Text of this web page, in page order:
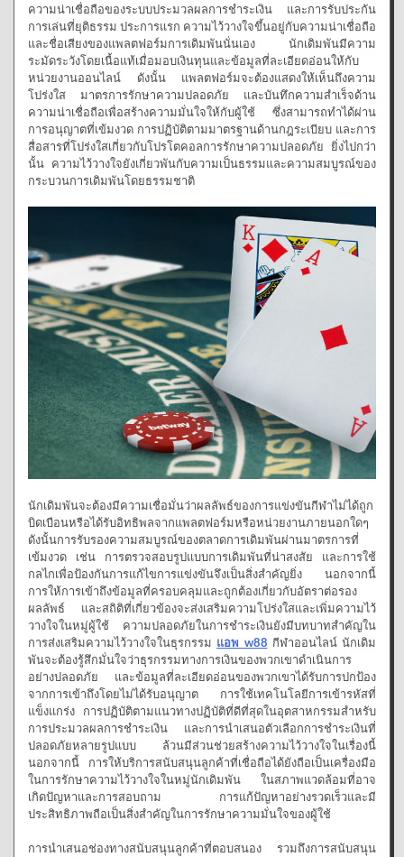
ความน่าเชื่อถือของระบบประมวลผลการชำระเงิน และการรับประกัน
การเล่นที่ยุติธรรม ประการแรก ความไว้วางใจขึ้นอยู่กับความน่าเชื่อถือ
และชื่อเสียงของแพลตฟอร์มการเดิมพันนั่นเอง นักเดิมพันมีความ
ระมัดระวังโดยเนื้อแท้เมื่อมอบเงินทุนและข้อมูลที่ละเอียดอ่อนให้กับ
หน่วยงานออนไลน์ ดังนั้น แพลตฟอร์มจะต้องแสดงให้เห็นถึงความ
โปร่งใส มาตรการรักษาความปลอดภัย และบันทึกความสำเร็จด้าน
ความน่าเชื่อถือเพื่อสร้างความมั่นใจให้กับผู้ใช้ ซึ่งสามารถทำได้ผ่าน
การอนุญาตที่เข้มงวด การปฏิบัติตามมาตรฐานด้านกฎระเบียบ และการ
สื่อสารที่โปร่งใสเกี่ยวกับโปรโตคอลการรักษาความปลอดภัย ยิ่งไปกว่า
นั้น ความไว้วางใจยังเกี่ยวพันกับความเป็นธรรมและความสมบูรณ์ของ
กระบวนการเดิมพันโดยธรรมชาติ
นักเดิมพันจะต้องมีความเชื่อมั่นว่าผลลัพธ์ของการแข่งขันกีฬาไม่ได้ถูก
บิดเบือนหรือได้รับอิทธิพลจากแพลตฟอร์มหรือหน่วยงานภายนอกใดๆ
ดังนั้นการรับรองความสมบูรณ์ของตลาดการเดิมพันผ่านมาตรการที่
เข้มงวด เช่น การตรวจสอบรูปแบบการเดิมพันที่น่าสงสัย และการใช้
กลไกเพื่อป้องกันการแก้ไขการแข่งขันจึงเป็นสิ่งสำคัญยิ่ง นอกจากนี้
การให้การเข้าถึงข้อมูลที่ครอบคลุมและถูกต้องเกี่ยวกับอัตราต่อรอง
ผลลัพธ์ และสถิติที่เกี่ยวข้องจะส่งเสริมความโปร่งใสและเพิ่มความไว้
วางใจในหมู่ผู้ใช้ ความปลอดภัยในการชำระเงินยังมีบทบาทสำคัญใน
การส่งเสริมความไว้วางใจในธุรกรรม แอพ w88 กีฬาออนไลน์ นักเดิม
พันจะต้องรู้สึกมั่นใจว่าธุรกรรมทางการเงินของพวกเขาดำเนินการ
อย่างปลอดภัย และข้อมูลที่ละเอียดอ่อนของพวกเขาได้รับการปกป้อง
จากการเข้าถึงโดยไม่ได้รับอนุญาต การใช้เทคโนโลยีการเข้ารหัสที่
แข็งแกร่ง การปฏิบัติตามแนวทางปฏิบัติที่ดีที่สุดในอุตสาหกรรมสำหรับ
การประมวลผลการชำระเงิน และการนำเสนอตัวเลือกการชำระเงินที่
ปลอดภัยหลายรูปแบบ ล้วนมีส่วนช่วยสร้างความไว้วางใจในเรื่องนี้
นอกจากนี้ การให้บริการสนับสนุนลูกค้าที่เชื่อถือได้ยังถือเป็นเครื่องมือ
ในการรักษาความไว้วางใจในหมู่นักเดิมพัน ในสภาพแวดล้อมที่อาจ
เกิดปัญหาและการสอบถาม การแก้ปัญหาอย่างรวดเร็วและมี
ประสิทธิภาพถือเป็นสิ่งสำคัญในการรักษาความมั่นใจของผู้ใช้
การนำเสนอช่องทางสนับสนุนลูกค้าที่ตอบสนอง รวมถึงการสนับสนุน